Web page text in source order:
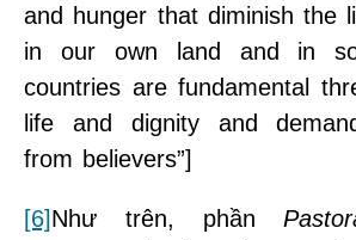
and hunger that diminish the
in our own land and in
countries are fundamental
life and dignity and
from believers”]
[6]Như trên, phần